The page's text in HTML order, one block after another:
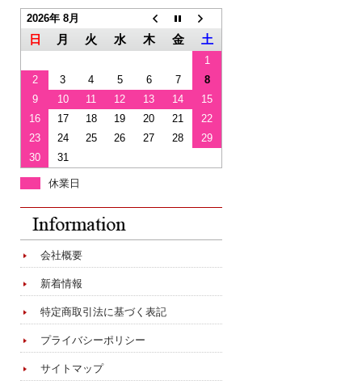
2026年 8月
日 月 火 水 木 金 土
1
2
3 4 5 6 7
8
9
10 11 12 13 14
15
16
17 18 19 20 21
22
23
24 25 26 27 28
29
30
31
休業日
会社概要
新着情報
特定商取引法に基づく表記
プライバシーポリシー
サイトマップ